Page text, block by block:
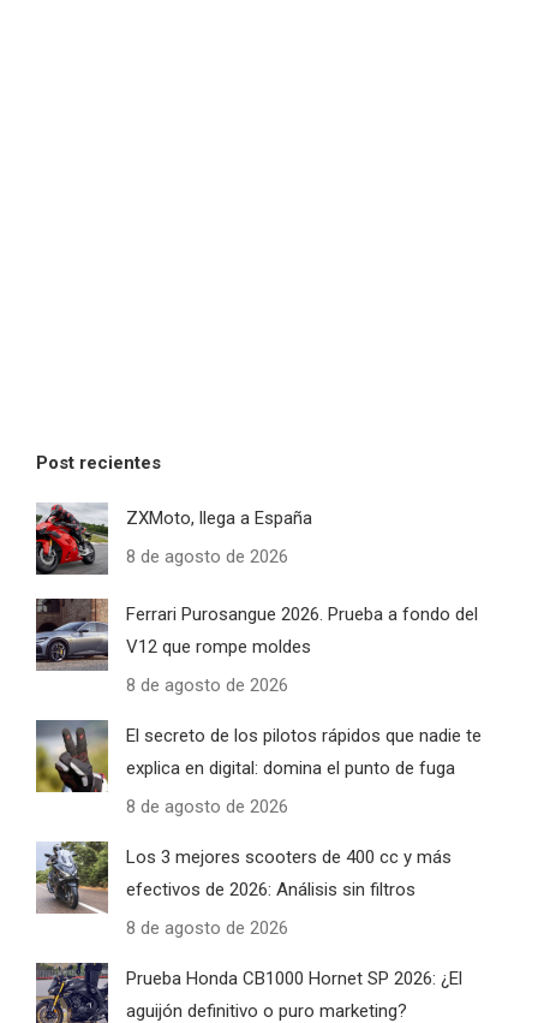
Post recientes
ZXMoto, llega a España
8 de agosto de 2026
Ferrari Purosangue 2026. Prueba a fondo del
V12 que rompe moldes
8 de agosto de 2026
El secreto de los pilotos rápidos que nadie te
explica en digital: domina el punto de fuga
8 de agosto de 2026
Los 3 mejores scooters de 400 cc y más
efectivos de 2026: Análisis sin filtros
8 de agosto de 2026
Prueba Honda CB1000 Hornet SP 2026: ¿El
aguijón definitivo o puro marketing?